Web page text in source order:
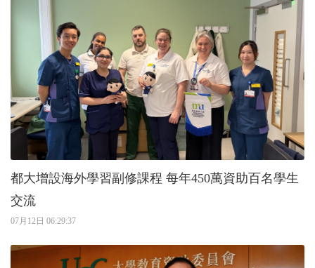
都大增設海外學習副修課程 每年450萬資助百名學生
交流
07月12日 06:29:37